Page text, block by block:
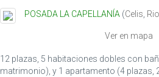
POSADA LA CAPELLANÍA (Celis,
Ver en mapa
12 plazas, 5 habitaciones dobles con
matrimonio), y 1 apartamento (4 plazas,